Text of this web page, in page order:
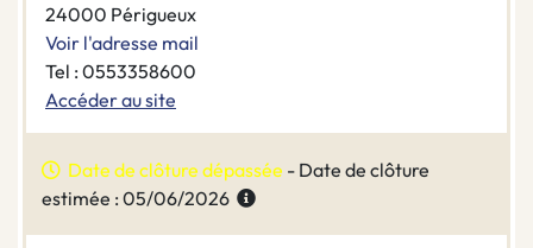
24000 Périgueux
Voir l'adresse mail
Tel : 0553358600
Accéder au site
Date de clôture dépassée - Date de clôture
estimée : 05/06/2026